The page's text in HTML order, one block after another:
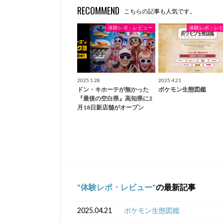
RECOMMEND こちらの記事も人気です。
体験レポ・レビュー
2025.1.28
ドン・キホーテが無かった
『最後の空白県』高知県に2
月18日新店舗がオープン
体験レポ・レ
2025.4.21
ポケモン生態図鑑
体験レポ・レビュー の最新記事
2025.04.21 ポケモン生態図鑑